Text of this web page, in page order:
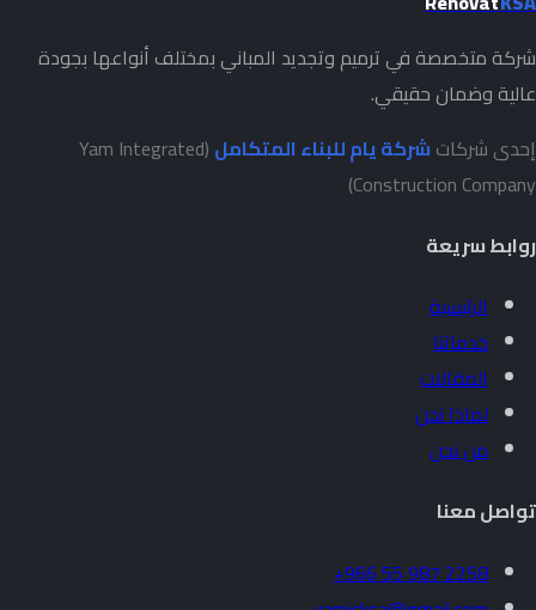
شركة متخصصة في ترميم وتجديد المباني بمختلف أنواعها بجودة
عالية وضمان حقيقي.
إحدى شركاتشركة يام للبناء المتكامل (Yam Integrated
Construction Company)
روابط سريعة
الرئيسية
خدماتنا
المقالات
لماذا نحن
من نحن
تواصل معنا
+966 55 987 2258